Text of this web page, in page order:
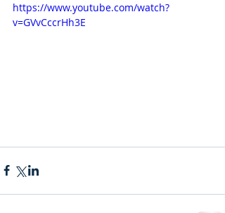
https://www.youtube.com/watch?
v=GVvCccrHh3E